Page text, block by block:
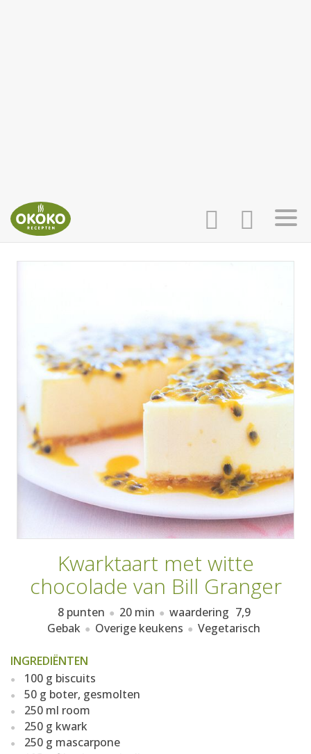
AANMELDEN
RECEPTEN
WEEKMENU'S
KOOKBOEKEN
Kwarktaart met witte
chocolade van Bill Granger
8 punten 20 min waardering 7,9
Gebak
Overige keukens Vegetarisch
INGREDIËNTEN
100 g biscuits
50 g boter, gesmolten
250 ml room
250 g kwark
250 g mascarpone